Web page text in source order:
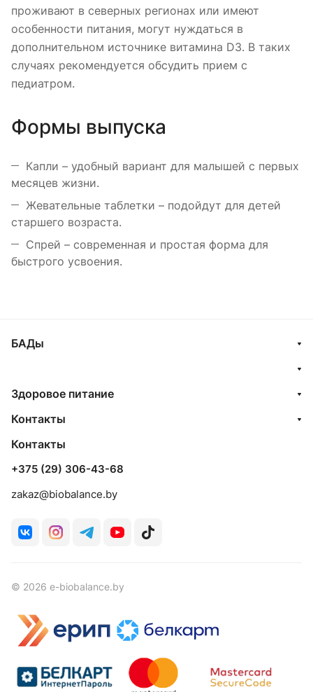
проживают в северных регионах или имеют
особенности питания, могут нуждаться в
дополнительном источнике витамина D3. В таких
случаях рекомендуется обсудить прием с
педиатром.
Формы выпуска
Капли – удобный вариант для малышей с первых
месяцев жизни.
Жевательные таблетки – подойдут для детей
старшего возраста.
Спрей – современная и простая форма для
быстрого усвоения.
БАДы
Здоровое питание
Контакты
Контакты
+375 (29) 306-43-68
zakaz@biobalance.by
© 2026 e-biobalance.by